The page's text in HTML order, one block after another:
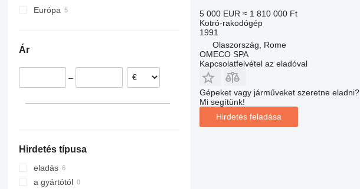
Európa
Hollandia
Ár
–
Hirdetés típusa
eladás
a gyártótól
5 000 EUR ≈ 1 810 000 Ft
Kotró-rakodógép
1991
Olaszország, Rome
OMECO SPA
Kapcsolatfelvétel az eladóval
Gépeket vagy járműveket szeretne eladni?
Mi segítünk!
Hirdetés feladása